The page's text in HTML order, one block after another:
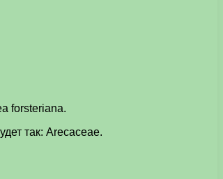
forsteriana.
так: Arecaceae.